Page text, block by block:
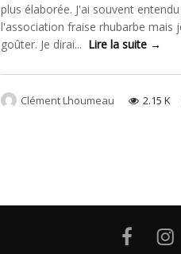
plus élaborée. J'ai souvent
l'association fraise rhubarbe mais
goûter. Je dirai... Lire la suite →
Clément Lhoumeau 2.15 K